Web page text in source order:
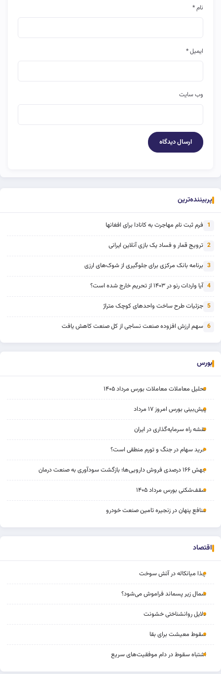
نام*
ایمیل*
وب‌ سایت
پربیننده‌ترین
1 فرم ثبت نام مهاجرت به کانادا برای افغانها
2 ترویج قمار و فساد یک بازی آنلاین ایرانی
3 برنامه بانک مرکزی برای جلوگیری از شوک‌های ارزی
4 آیا واردات رنو در ۱۴۰۳ از تحریم خارج شده است؟
5 جزئیات طرح ساخت واحدهای کوچک متراژ
6 سهم ارزش افزوده صنعت نساجی از کل صنعت کاهش یافت
بورس
تحلیل معاملات معاملات بورس مرداد ۱۴۰۵
پیش‌بینی بورس امروز ۱۷ مرداد
نقشه راه سرمایه‌گذاری در ایران
خرید سهام در جنگ و تورم منطقی است؟
جهش ۱۶۶ درصدی فروش دارویی‌ها؛ بازگشت سودآوری به صنعت درمان
سقف‌شکنی بورس مرداد ۱۴۰۵
منافع پنهان در زنجیره تامین صنعت خودرو
اقتصاد
چذا میانکاله در آتش سوخت
شمال زیر پسماند فراموش می‌شود؟
دلایل روانشناختی خشونت
سقوط معیشت برای بقا
اشتباه سقوط در دام موفقیت‌های سریع